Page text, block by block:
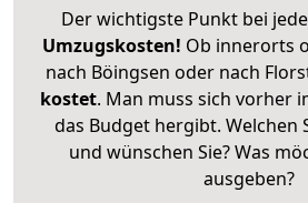
Der wichtigste Punkt bei
Umzugskosten! Ob innerorts
nach Böingsen oder nach
kostet. Man muss sich vorher
das Budget hergibt. Welchen
und wünschen Sie? Was
ausgeben?